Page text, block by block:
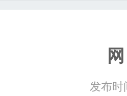
发布时